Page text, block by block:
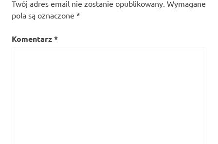
Twój adres email nie zostanie opublikowany. Wymagane
pola są oznaczone *
Komentarz*